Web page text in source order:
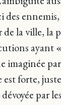
la ville, la
imaginée
forte,